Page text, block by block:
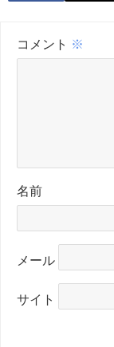
コメント ※
名前
メール
サイト